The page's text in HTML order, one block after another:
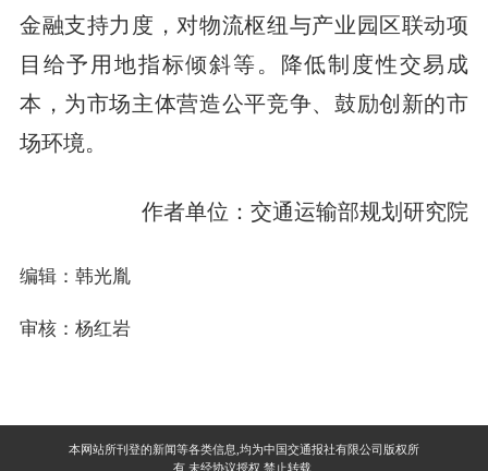
金融支持力度，对物流枢纽与产业园区联动项
目给予用地指标倾斜等。降低制度性交易成
本，为市场主体营造公平竞争、鼓励创新的市
场环境。
作者单位：交通运输部规划研究院
编辑：韩光胤
审核：杨红岩
本网站所刊登的新闻等各类信息,均为中国交通报社有限公司版权所
有,未经协议授权,禁止转载.